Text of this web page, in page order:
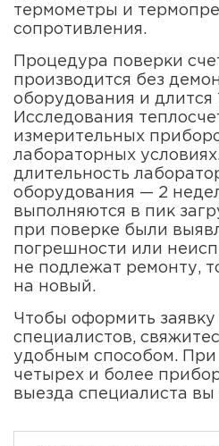
термометры и
сопротивления.
Процедура поверки
производится без
оборудования и длится
Исследования
измерительных
лабораторных
длительность
оборудования — 2
выполняются в пик
при поверке были
погрешности или
не подлежат ремонту,
на новый.
Чтобы оформить заявку
специалистов,
удобным способом. При
четырех и более
выезда специалиста вы